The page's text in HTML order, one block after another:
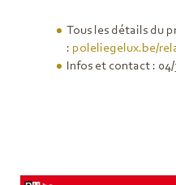
Tous les détails du
: poleliegelux.be/
Infos et contact :